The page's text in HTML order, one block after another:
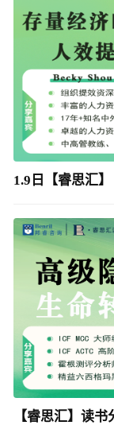
【睿思汇】读